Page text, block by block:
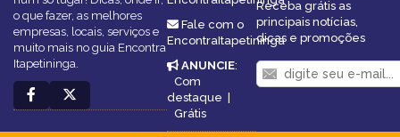
o que fazer, as melhores
empresas, locais, serviços e
muito mais no guia Encontra
Itapetininga.
Fale com o
EncontraItapetininga
ANUNCIE:
Com
destaque |
Grátis
Receba grátis as
principais notícias,
dicas e promoções